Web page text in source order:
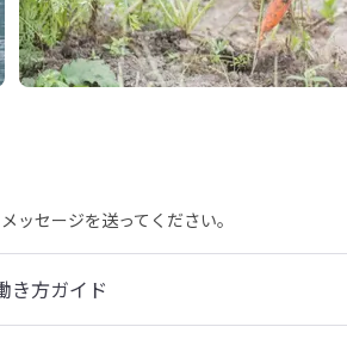
セージを送ってください。
き方ガイド